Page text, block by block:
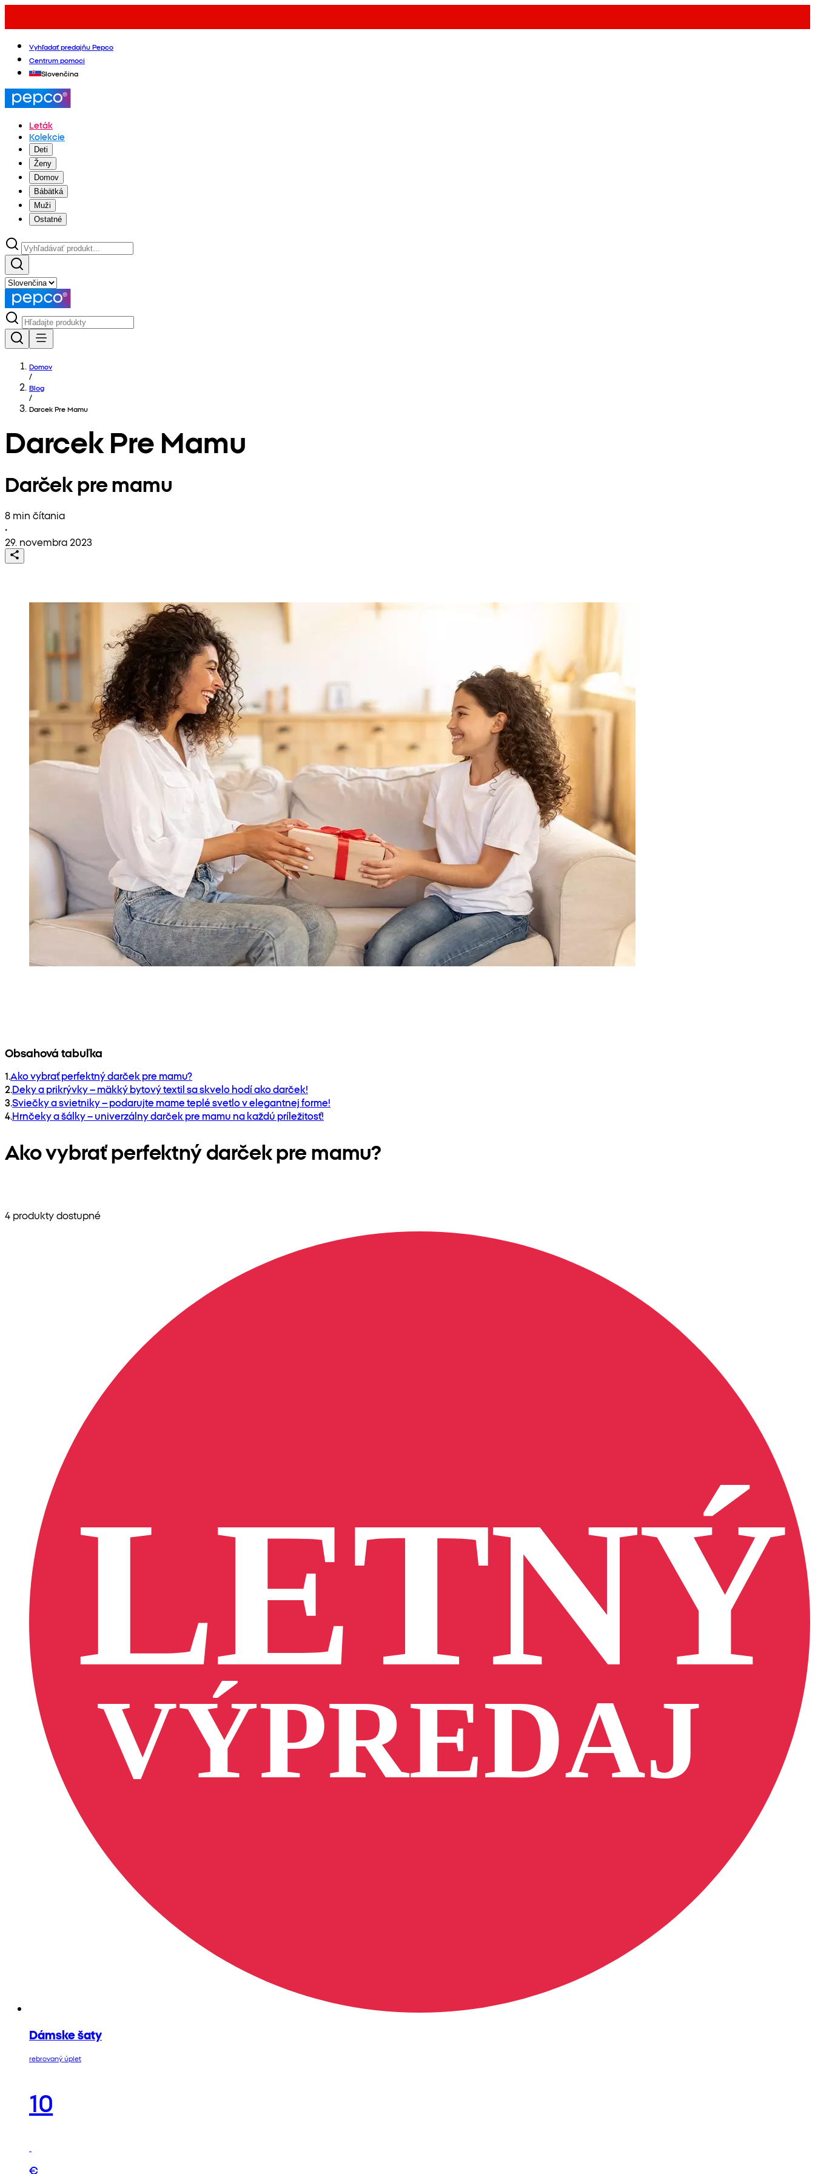
Vyhľadať predajňu Pepco
Centrum pomoci
Slovenčina
Leták
Kolekcie
Deti
Ženy
Domov
Bábätká
Muži
Ostatné
Domov
/
Blog
/
Darcek Pre Mamu
Darcek Pre Mamu
Darček pre mamu
8 min čítania
•
29. novembra 2023
Obsahová tabuľka
1.Ako vybrať perfektný darček pre mamu?
2.Deky a prikrývky – mäkký bytový textil sa skvelo hodí ako darček!
3.Sviečky a svietniky – podarujte mame teplé svetlo v elegantnej forme!
4.Hrnčeky a šálky – univerzálny darček pre mamu na každú príležitosť!
Ako vybrať perfektný darček pre mamu?
4 produkty dostupné
Dámske šaty
rebrovaný úplet
10
€